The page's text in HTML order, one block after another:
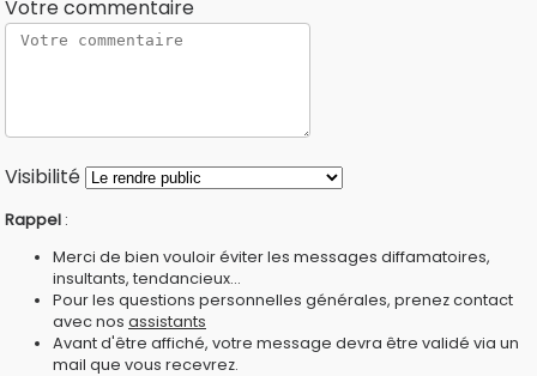
Votre commentaire
Visibilité
Rappel :
Merci de bien vouloir éviter les messages diffamatoires,
insultants, tendancieux...
Pour les questions personnelles générales, prenez contact
avec nos assistants
Avant d'être affiché, votre message devra être validé via un
mail que vous recevrez.